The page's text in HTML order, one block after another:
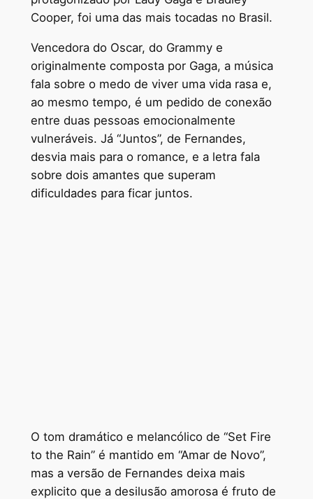
Cooper, foi uma das mais tocadas no Brasil.
Vencedora do Oscar, do Grammy e
originalmente composta por Gaga, a música
fala sobre o medo de viver uma vida rasa e,
ao mesmo tempo, é um pedido de conexão
entre duas pessoas emocionalmente
vulneráveis. Já “Juntos”, de Fernandes,
desvia mais para o romance, e a letra fala
sobre dois amantes que superam
dificuldades para ficar juntos.
O tom dramático e melancólico de “Set Fire
to the Rain” é mantido em “Amar de Novo”,
mas a versão de Fernandes deixa mais
explicito que a desilusão amorosa é fruto de